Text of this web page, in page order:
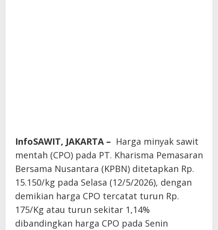
InfoSAWIT, JAKARTA – Harga minyak sawit
mentah (CPO) pada PT. Kharisma Pemasaran
Bersama Nusantara (KPBN) ditetapkan Rp.
15.150/kg pada Selasa (12/5/2026), dengan
demikian harga CPO tercatat turun Rp.
175/Kg atau turun sekitar 1,14%
dibandingkan harga CPO pada Senin